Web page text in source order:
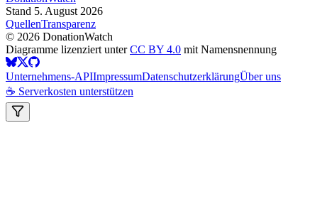
Stand 5. August 2026
QuellenTransparenz
© 2026 DonationWatch
Diagramme lizenziert unterCC BY 4.0 mit Namensnennung
Unternehmens-APIImpressumDatenschutzerklärungÜber uns
☕ Serverkosten unterstützen